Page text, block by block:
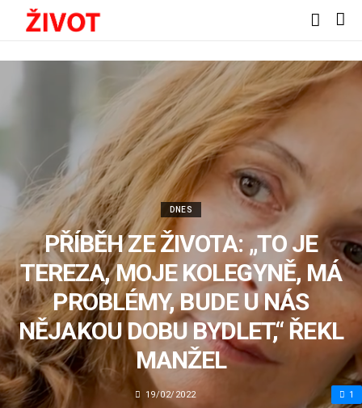
DNES
PŘÍBĚH ZE ŽIVOTA: „TO JE
TEREZA, MOJE KOLEGYNĚ, MÁ
PROBLÉMY, BUDE U NÁS
NĚJAKOU DOBU BYDLET,“ ŘEKL
MANŽEL
19/02/2022 1